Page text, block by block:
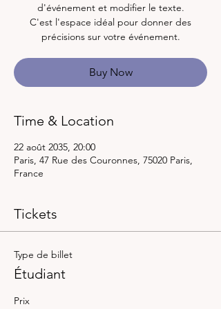
d'événement et modifier le texte.
C'est l'espace idéal pour donner des
précisions sur votre événement.
Buy Now
Time & Location
22 août 2035, 20:00
Paris, 47 Rue des Couronnes, 75020 Paris,
France
Tickets
Type de billet
Étudiant
Prix